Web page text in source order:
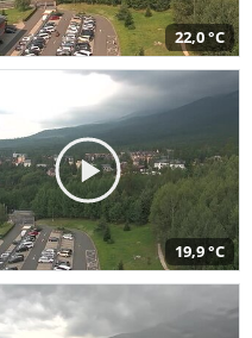
22,0 °C
19,9 °C